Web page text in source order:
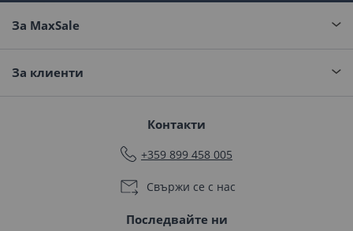
За MaxSale
За клиенти
Контакти
+359 899 458 005
Свържи се с нас
Последвайте ни